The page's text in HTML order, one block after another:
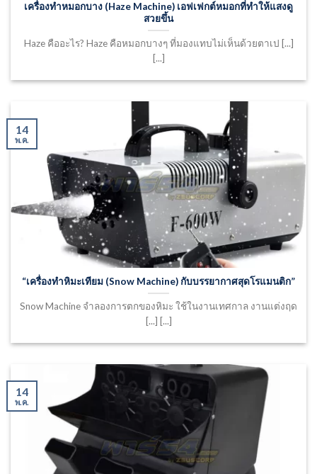
เครื่องทำหมอกบาง (Haze Machine) เอฟเฟกต์หมอกที่ทำให้แสงดู
สวยขึ้น
Haze คืออะไร? Haze คือหมอกบางๆ ที่มองแทบไม่เห็นด้วยตาเป [...]
[...]
“เครื่องทำหิมะเทียม (Snow Machine) กับบรรยากาศสุดโรแมนติก”
Snow Machine จำลองการตกของหิมะ ใช้ในงานเทศกาล งานแต่งฤด
[...] [...]
14
พ.ค.
14
พ.ค.